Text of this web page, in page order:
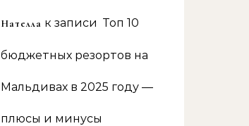
Нателла к записи Топ 10
бюджетных резортов на
Мальдивах в 2025 году —
плюсы и минусы